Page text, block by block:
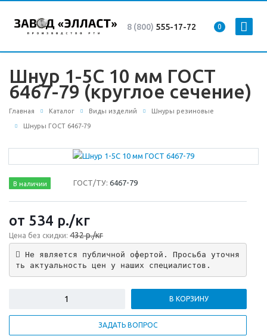
0
8 (800) 555-17-72
Шнур 1-5С 10 мм ГОСТ
6467-79 (круглое сечение)
Главная Каталог Виды изделий Шнуры резиновые
Шнуры ГОСТ 6467-79
В наличии ГОСТ/ТУ:6467-79
от 534 р./кг
Цена без скидки: 432 р./кг
Не является публичной офертой. Просьба уточня
ть актуальность цен у наших специалистов.
В КОРЗИНУ
ЗАДАТЬ ВОПРОС